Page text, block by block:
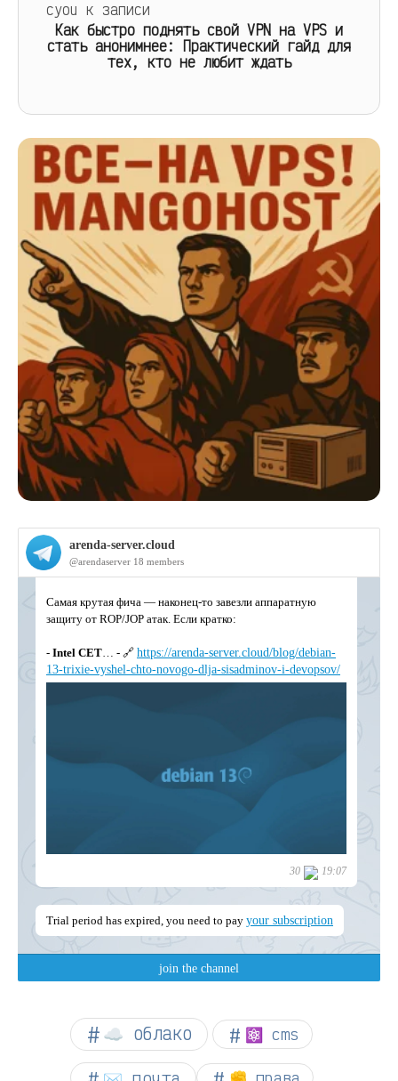
cyou к записи
Как быстро поднять свой VPN на VPS и
стать анонимнее: Практический гайд для
тех, кто не любит ждать
☁︎ облако ⚛ cms